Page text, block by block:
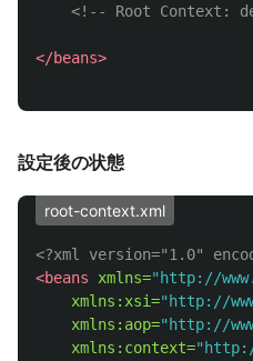
<!-- Root Context:
</beans>
設定後の状態
root-context.xml
<?xml version="1.0"
<beans
xmlns="http://
xmlns:xsi="http://
xmlns:aop="http://
xmlns:context=